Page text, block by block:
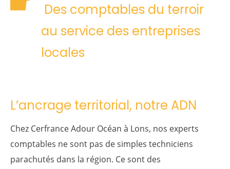
Des comptables du terroir
au service des entreprises
locales
L’ancrage territorial, notre ADN
Chez Cerfrance Adour Océan à Lons, nos experts
comptables ne sont pas de simples techniciens
parachutés dans la région. Ce sont des